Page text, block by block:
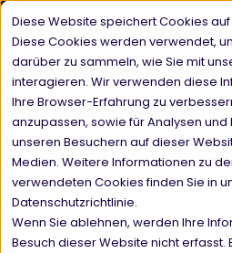
Diese Website speichert Cookies
Diese Cookies werden verwendet,
darüber zu sammeln, wie Sie mit
interagieren. Wir verwenden diese
Ihre Browser-Erfahrung zu
anzupassen, sowie für Analysen und
unseren Besuchern auf dieser
Medien. Weitere Informationen zu
verwendeten Cookies finden Sie in
Datenschutzrichtlinie.
Wenn Sie ablehnen, werden Ihre
Besuch dieser Website nicht erfasst.